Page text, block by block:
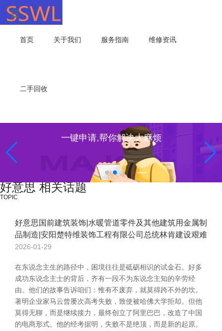
首页 关于我们 服务指南 维修资讯
二手回收
一键申请,帮你解决大麻烦
好意思 相关话题
TOPIC
好意思国前建筑装饰|水暖管道零件及其他建筑用金属制
品制造|安阳楚特维装饰工程有限公司总统林肯建设艰难
2026-01-29
在东说念主生的路径中，困境往往是砥砺相识的试金石。好多
成功东说念主士的背后，齐有一段不为东说念主知的辛劳经
由。他们的故事告诉咱们：惟有不废弃，就莫得跨不外的坎。
著明企业家马云曾屡次高考失败，致使被哈佛大学拒却。但他
莫得无聊，而是继续接力，最终创立了阿里巴巴，改造了中国
的电商形式。他的经考据明，失败不是绝顶，而是新的起原。